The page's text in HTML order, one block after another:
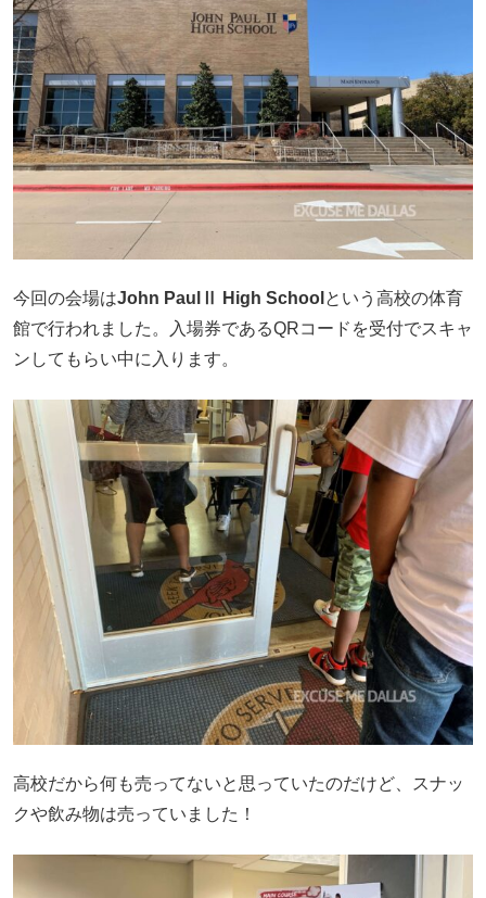
今回の会場はJohn PaulⅡ High School という高校の体育
館で行われました。入場券であるQRコードを受付でスキャ
ンしてもらい中に入ります。
高校だから何も売ってないと思っていたのだけど、スナッ
クや飲み物は売っていました！